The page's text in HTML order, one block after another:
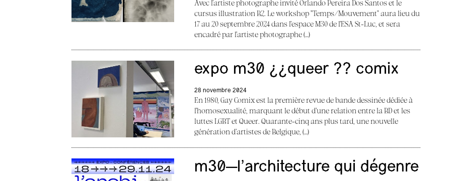
Avec l’artiste photographe invité Orlando Pereira Dos Santos et le
cursus illustration B2. Le workshop "Temps/Mouvement" aura lieu du
17 au 20 septembre 2024 dans l’espace M30 de l’ESA St-Luc, et sera
encadré par l’artiste photographe (…)
expo m30 ¿¿queer ?? comix
28 novembre 2024
En 1980, Gay Comix est la première revue de bande dessinée dédiée à
l’homosexualité, marquant le début d’une relation entre la BD et les
luttes LGBT et Queer. Quarante-cinq ans plus tard, une nouvelle
génération d’artistes de Belgique, (…)
m30—l’architecture qui dégenre